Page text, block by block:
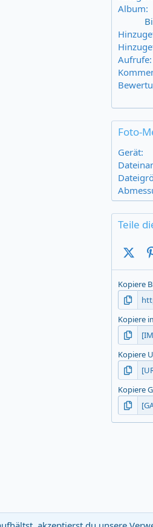
Album
Aufrufe
Foto-
Gerät
Teile
X
Kopiere
Kopiere
Kopiere
Kopiere